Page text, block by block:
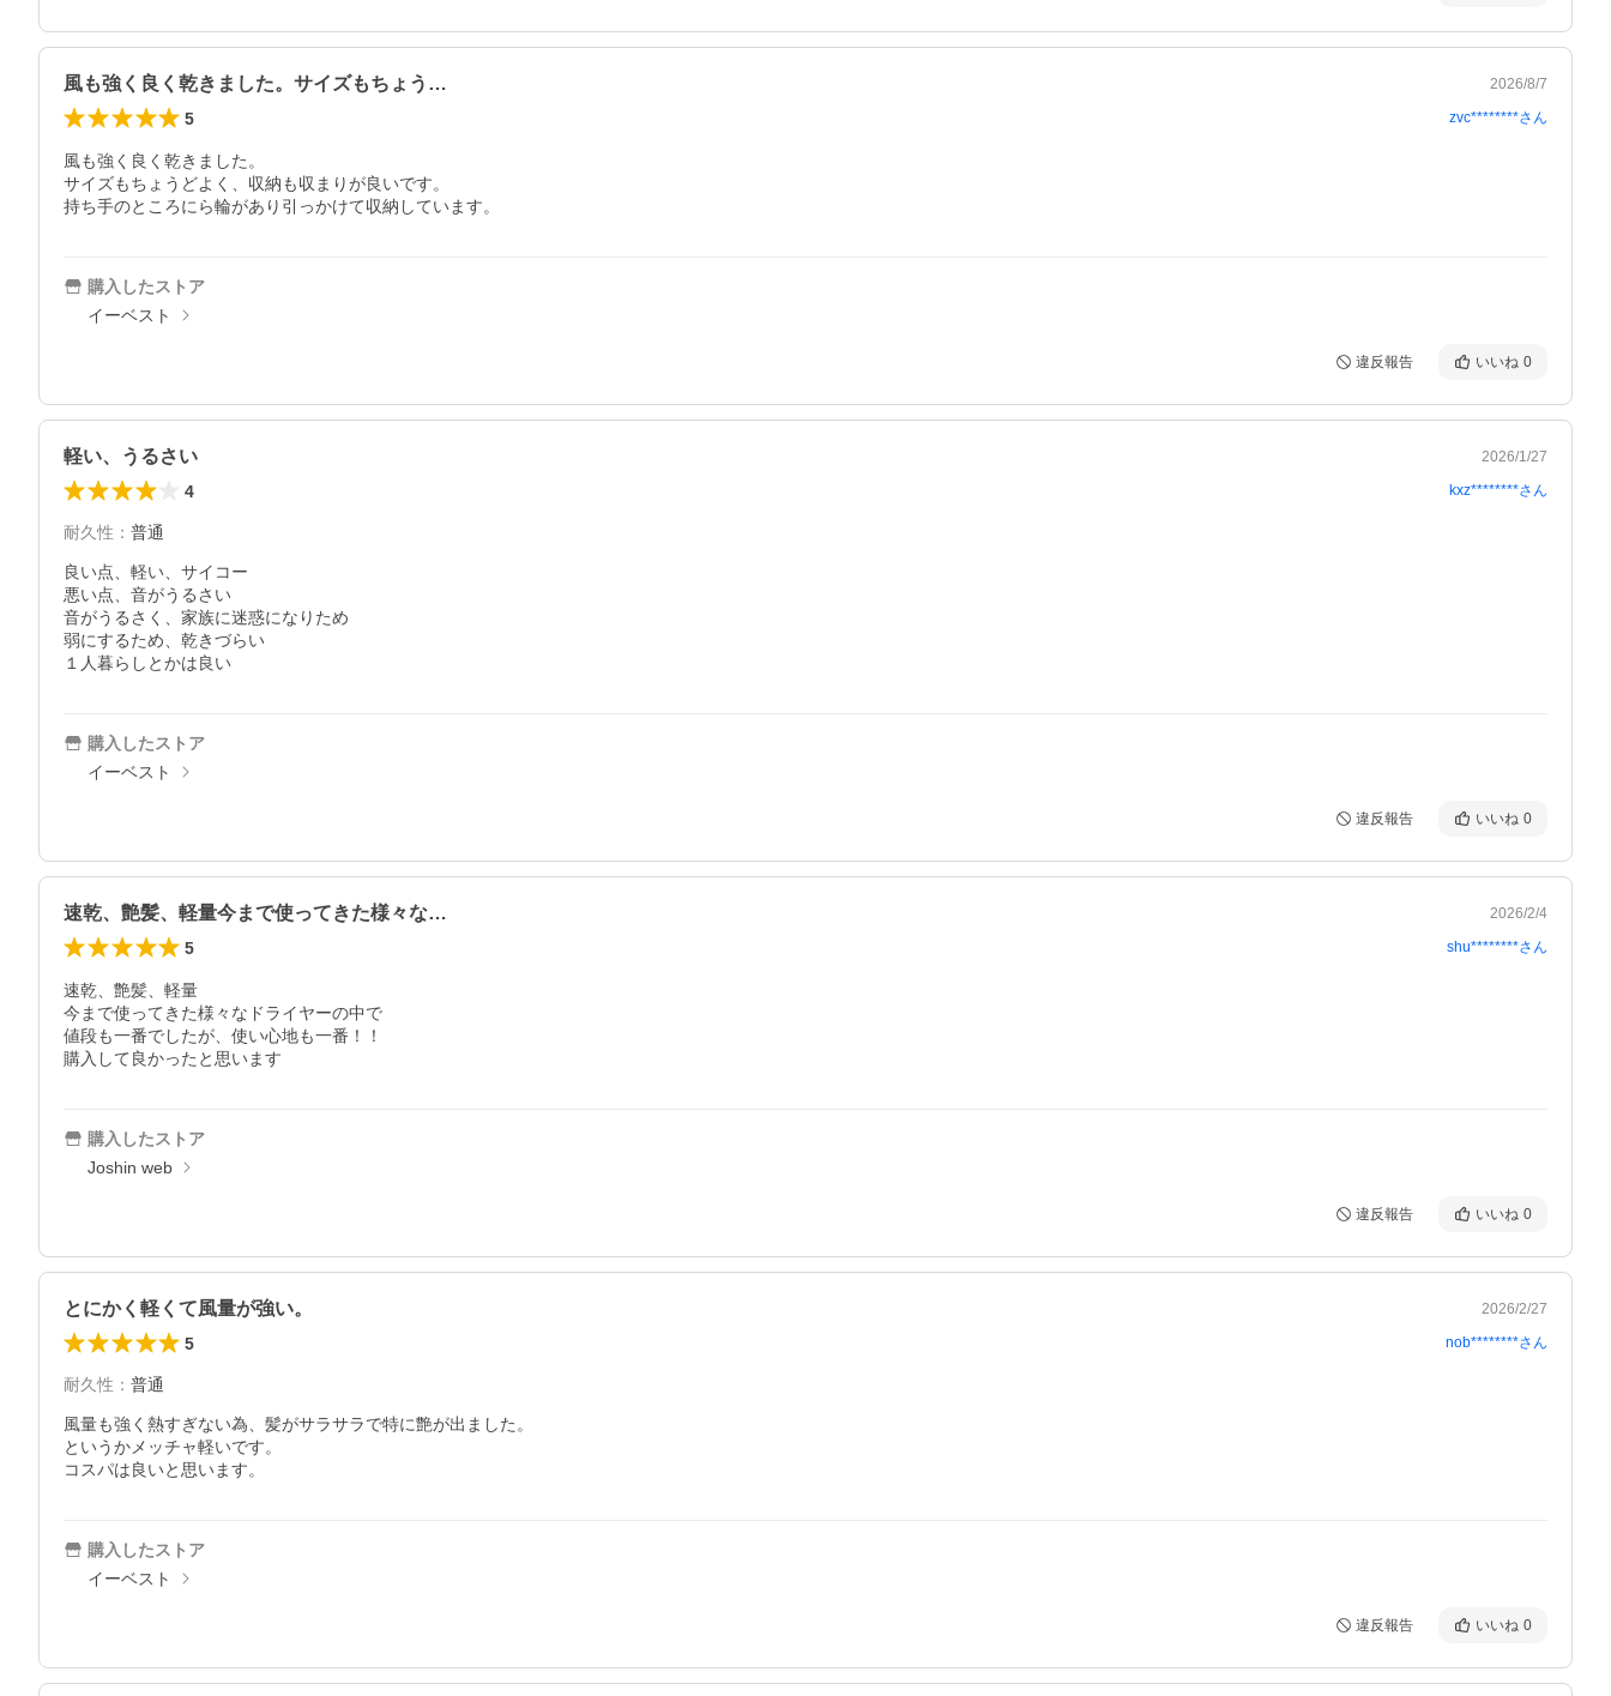
風も強く良く乾きました。サイズもちょう… 2026/8/7
5 zvc********さん
風も強く良く乾きました。
サイズもちょうどよく、収納も収まりが良いです。
持ち手のところにら輪があり引っかけて収納しています。
購入したストア
イーベスト
違反報告 いいね 0
軽い、うるさい 2026/1/27
4 kxz********さん
耐久性 ： 普通
良い点、軽い、サイコー
悪い点、音がうるさい
音がうるさく、家族に迷惑になりため
弱にするため、乾きづらい
１人暮らしとかは良い
購入したストア
イーベスト
違反報告 いいね 0
速乾、艶髪、軽量今まで使ってきた様々な… 2026/2/4
5 shu********さん
速乾、艶髪、軽量
今まで使ってきた様々なドライヤーの中で
値段も一番でしたが、使い心地も一番！！
購入して良かったと思います
購入したストア
Joshin web
違反報告 いいね 0
とにかく軽くて風量が強い。 2026/2/27
5 nob********さん
耐久性 ： 普通
風量も強く熱すぎない為、髪がサラサラで特に艶が出ました。
というかメッチャ軽いです。
コスパは良いと思います。
購入したストア
イーベスト
違反報告 いいね 0